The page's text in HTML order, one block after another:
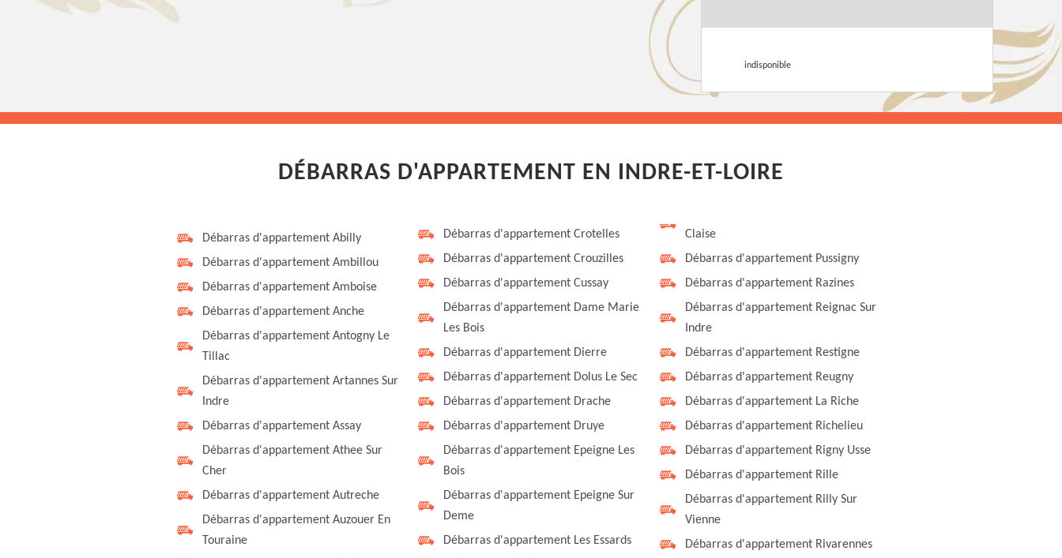
indisponible
DÉBARRAS D'APPARTEMENT EN INDRE-ET-LOIRE
Débarras d'appartement Abilly
Débarras d'appartement Ambillou
Débarras d'appartement Amboise
Débarras d'appartement Anche
Débarras d'appartement Antogny Le
Tillac
Débarras d'appartement Artannes Sur
Indre
Débarras d'appartement Assay
Débarras d'appartement Athee Sur
Cher
Débarras d'appartement Autreche
Débarras d'appartement Auzouer En
Touraine
Débarras d'appartement Crotelles
Débarras d'appartement Crouzilles
Débarras d'appartement Cussay
Débarras d'appartement Dame Marie
Les Bois
Débarras d'appartement Dierre
Débarras d'appartement Dolus Le Sec
Débarras d'appartement Drache
Débarras d'appartement Druye
Débarras d'appartement Epeigne Les
Bois
Débarras d'appartement Epeigne Sur
Deme
Débarras d'appartement Les Essards
Claise
Débarras d'appartement Pussigny
Débarras d'appartement Razines
Débarras d'appartement Reignac Sur
Indre
Débarras d'appartement Restigne
Débarras d'appartement Reugny
Débarras d'appartement La Riche
Débarras d'appartement Richelieu
Débarras d'appartement Rigny Usse
Débarras d'appartement Rille
Débarras d'appartement Rilly Sur
Vienne
Débarras d'appartement Rivarennes